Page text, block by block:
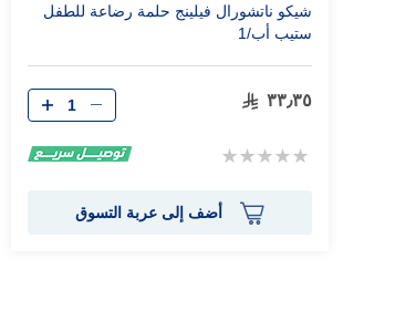
شيكو ناتشورال فيلينج حلمة رضاعة للطفل
ستيب أب/1
٣٣٫٣٥
Rating:
الكمية
أضف إلى عربة التسوق